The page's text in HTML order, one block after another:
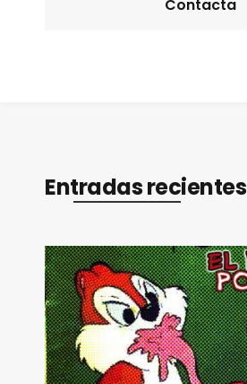
Contacta
Entradas recientes